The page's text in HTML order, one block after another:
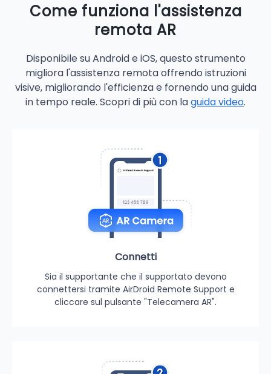
Come funziona l'assistenza
remota AR
Disponibile su Android e iOS, questo strumento
migliora l'assistenza remota offrendo istruzioni
visive, migliorando l'efficienza e fornendo una guida
in tempo reale. Scopri di più con laguida video.
Connetti
Sia il supportante che il supportato devono
connettersi tramite AirDroid Remote Support e
cliccare sul pulsante "Telecamera AR".